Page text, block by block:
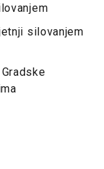
silovanjem